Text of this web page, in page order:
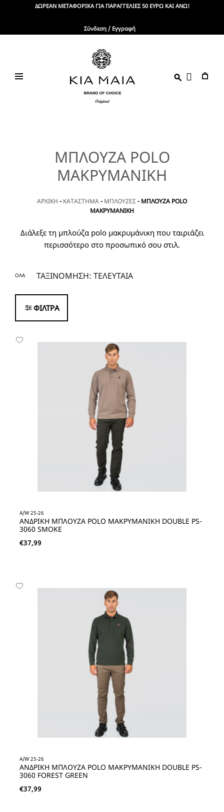
ΔΩΡΕΑΝ ΜΕΤΑΦΟΡΙΚΑ ΓΙΑ ΠΑΡΑΓΓΕΛΙΕΣ 50 ΕΥΡΩ ΚΑΙ ΑΝΩ!
Σύνδεση / Εγγραφή
ΜΠΛΟΥΖΑ POLO
ΜΑΚΡΥΜΑΝΙΚΗ
ΑΡΧΙΚΗ - ΚΑΤΑΣΤΗΜΑ- ΜΠΛΟΥΖΕΣ- ΜΠΛΟΥΖΑ POLO
ΜΑΚΡΥΜΑΝΙΚΗ
Διάλεξε τη μπλούζα polo μακρυμάνικη που ταιριάζει
περισσότερο στο προσωπικό σου στιλ.
ΟΛΑ
ΦΙΛΤΡΑ
A/W 25-26
ΑΝΔΡΙΚΗ ΜΠΛΟΥΖΑ POLO ΜΑΚΡΥΜΑΝΙΚΗ DOUBLE PS-
3060 SMOKE
€37,99
A/W 25-26
ΑΝΔΡΙΚΗ ΜΠΛΟΥΖΑ POLO ΜΑΚΡΥΜΑΝΙΚΗ DOUBLE PS-
3060 FOREST GREEN
€37,99